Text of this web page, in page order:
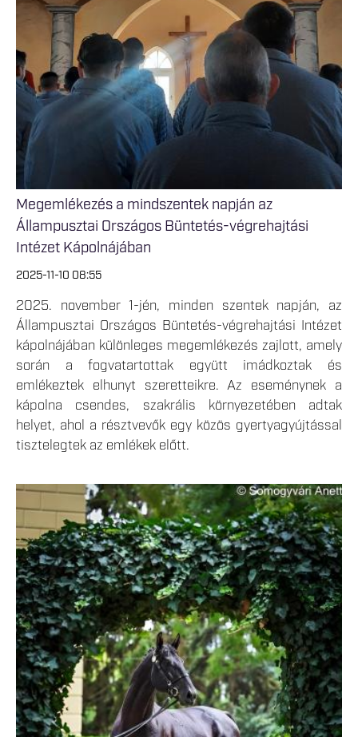
Megemlékezés a mindszentek napján az
Állampusztai Országos Büntetés-végrehajtási
Intézet Kápolnájában
2025-11-10 08:55
2025. november 1-jén, minden szentek napján, az
Állampusztai Országos Büntetés-végrehajtási Intézet
kápolnájában különleges megemlékezés zajlott, amely
során a fogvatartottak együtt imádkoztak és
emlékeztek elhunyt szeretteikre. Az eseménynek a
kápolna csendes, szakrális környezetében adtak
helyet, ahol a résztvevők egy közös gyertyagyújtással
tisztelegtek az emlékek előtt.